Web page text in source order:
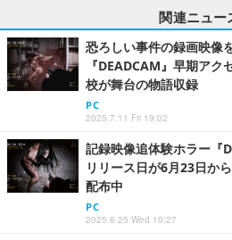
関連ニュー
恐ろしい事件の録画映像
『DEADCAM』早期ア
校が舞台の物語収録
PC
2025.7.11 Fri 19:02
記録映像追体験ホラー『
リリース日が6月23日か
配布中
PC
2025.6.25 Wed 10:27